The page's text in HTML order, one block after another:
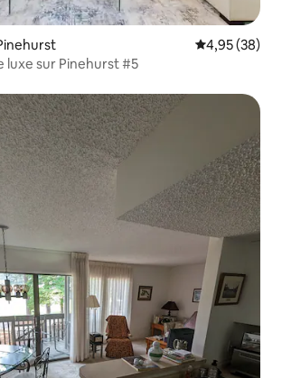
Évaluation
4,95 (38)
sur Pinehurst #5